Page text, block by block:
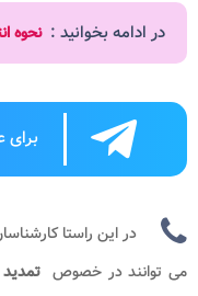
در ادامه بخوانید : نحوه
برای
در این راستا
می توانند در خصوص تمدید